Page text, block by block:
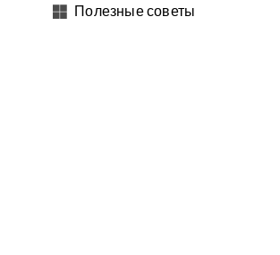
Полезные советы